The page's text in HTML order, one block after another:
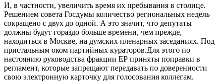
И, в частности, увеличить время их пребывания в столице.
Решением совета Госдумы количество региональных недель
сокращено с двух до одной. А это значит, что депутаты
должны будут гораздо больше времени, чем прежде,
находиться в Москве, на думских пленарных заседаниях. Под
пристальным оком партийных кураторов.Для этого по
настоянию руководства фракции ЕР приняты поправки в
регламент, которые запрещают передавать по доверенности
свою электронную карточку для голосования коллегам.